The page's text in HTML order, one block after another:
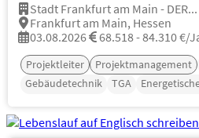
Stadt Frankfurt am Main - DER...
Frankfurt am Main, Hessen
03.08.2026
68.518 - 84.310 €/
Projektleiter Projektmanagement
Gebäudetechnik
TGA